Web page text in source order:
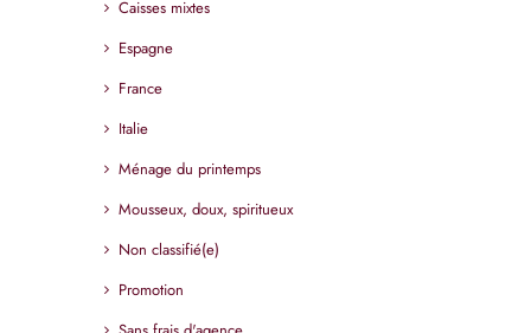
Caisses mixtes
Espagne
France
Italie
Ménage du printemps
Mousseux, doux, spiritueux
Non classifié(e)
Promotion